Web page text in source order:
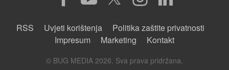
RSS Uvjeti korištenja
Politika zaštite privatnosti
Impresum
Marketing Kontakt
© BUG MEDIA 2026. Sva prava pridržana.